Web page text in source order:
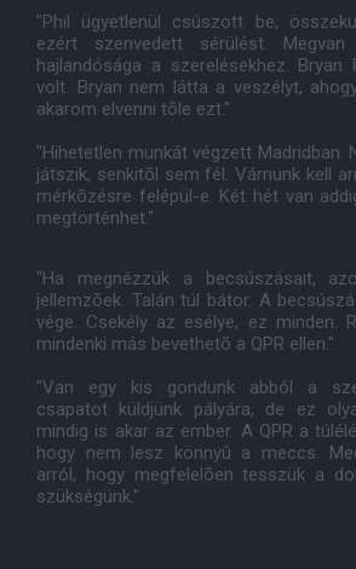
"Phil ügyetlenül csúszott be,
ezért szenvedett sérülést.
hajlandósága a szerelésekhez. Bryan
volt. Bryan nem látta a veszélyt,
akarom elvenni tõle ezt."
"Hihetetlen munkát végzett Madridban.
játszik, senkitõl sem fél. Várnunk kell
mérkõzésre felépül-e. Két hét van
megtörténhet."
"Ha megnézzük a becsúszásait,
jellemzõek. Talán túl bátor. A
vége. Csekély az esélye, ez minden.
mindenki más bevethetõ a QPR ellen."
"Van egy kis gondunk abból a
csapatot küldjünk pályára, de ez
mindig is akar az ember. A QPR a
hogy nem lesz könnyû a meccs.
arról, hogy megfelelõen tesszük a
szükségünk."